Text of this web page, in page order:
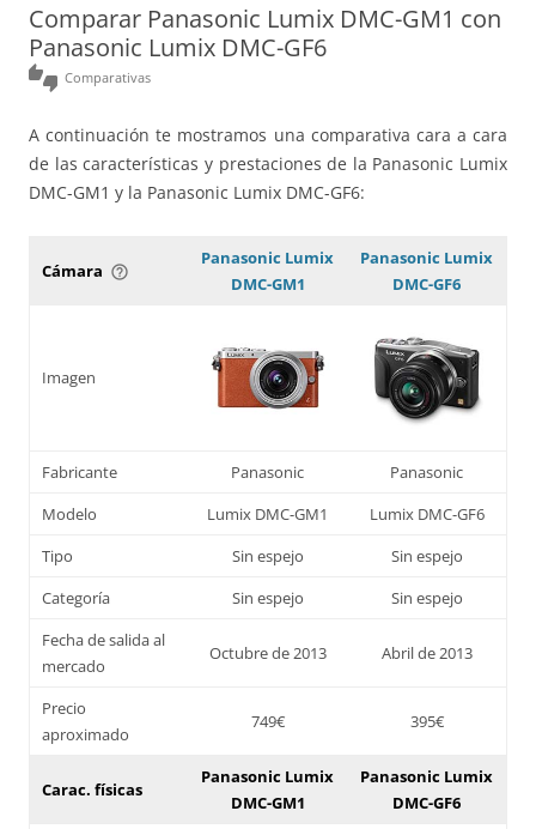
Comparar Panasonic Lumix DMC-GM1 con
Panasonic Lumix DMC-GF6
thumbs_up_down Comparativas
A continuación te mostramos una comparativa cara a cara
de las características y prestaciones de la Panasonic Lumix
DMC-GM1 y la Panasonic Lumix DMC-GF6:
Cámara help_outline
Panasonic Lumix
DMC-GM1
Panasonic Lumix
DMC-GF6
Imagen
Fabricante Panasonic
Panasonic
Modelo
Lumix DMC-GM1
Lumix DMC-GF6
Tipo
Sin espejo
Sin espejo
Categoría
Sin espejo
Sin espejo
Fecha de salida al
mercado
Octubre de 2013 Abril de 2013
Precio
aproximado
749€ 395€
Carac. físicas
Panasonic Lumix
DMC-GM1
Panasonic Lumix
DMC-GF6